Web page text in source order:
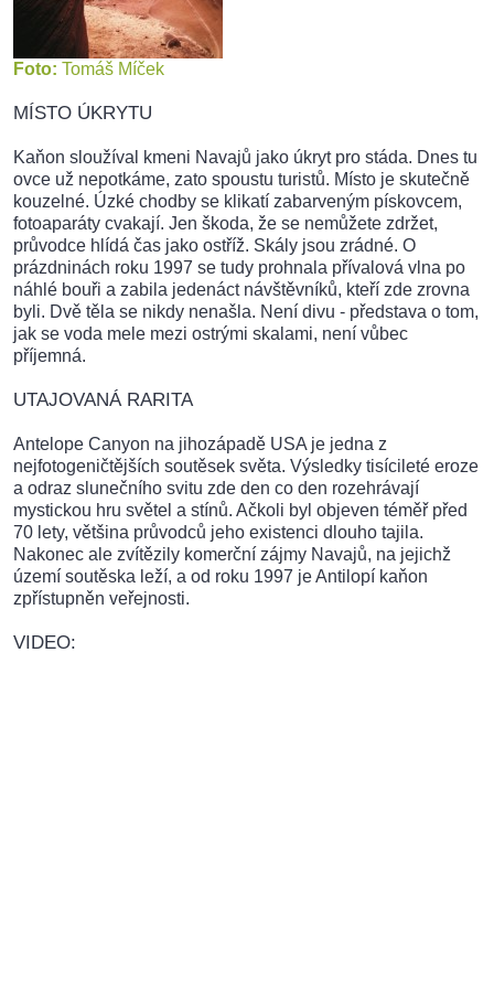
Foto: Tomáš Míček
MÍSTO ÚKRYTU
Kaňon sloužíval kmeni Navajů jako úkryt pro stáda. Dnes tu
ovce už nepotkáme, zato spoustu turistů. Místo je skutečně
kouzelné. Úzké chodby se klikatí zabarveným pískovcem,
fotoaparáty cvakají. Jen škoda, že se nemůžete zdržet,
průvodce hlídá čas jako ostříž. Skály jsou zrádné. O
prázdninách roku 1997 se tudy prohnala přívalová vlna po
náhlé bouři a zabila jedenáct návštěvníků, kteří zde zrovna
byli. Dvě těla se nikdy nenašla. Není divu - představa o tom,
jak se voda mele mezi ostrými skalami, není vůbec
příjemná.
UTAJOVANÁ RARITA
Antelope Canyon na jihozápadě USA je jedna z
nejfotogeničtějších soutěsek světa. Výsledky tisícileté eroze
a odraz slunečního svitu zde den co den rozehrávají
mystickou hru světel a stínů. Ačkoli byl objeven téměř před
70 lety, většina průvodců jeho existenci dlouho tajila.
Nakonec ale zvítězily komerční zájmy Navajů, na jejichž
území soutěska leží, a od roku 1997 je Antilopí kaňon
zpřístupněn veřejnosti.
VIDEO: